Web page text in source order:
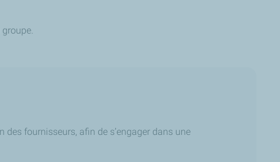
fournisseurs, afin de s’engager dans une